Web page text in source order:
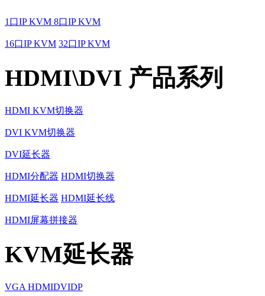
1口IP KVM 8口IP KVM
16口IP KVM 32口IP KVM
HDMI\DVI 产品系列
HDMI KVM切换器
DVI KVM切换器
DVI延长器
HDMI分配器 HDMI切换器
HDMI延长器 HDMI延长线
HDMI屏幕拼接器
KVM延长器
VGA HDMIDVIDP